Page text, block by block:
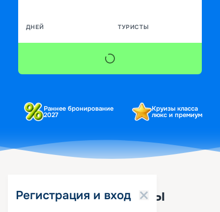
ДНЕЙ ТУРИСТЫ
Раннее бронирование
2027
Круизы класса
люкс и премиум
Регистрация и вход
Популярные круизы